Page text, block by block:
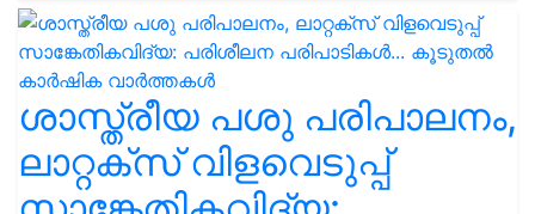
ശാസ്ത്രീയ പശു പരിപാലനം,
ലാറ്റക്സ് വിളവെടുപ്പ്